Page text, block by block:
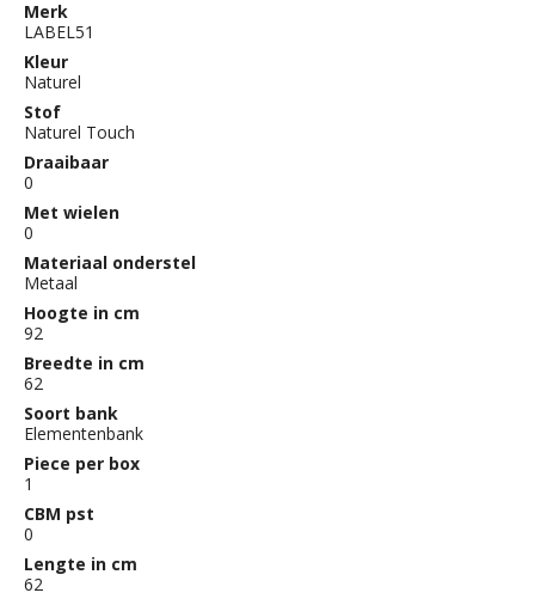
Merk
LABEL51
Kleur
Naturel
Stof
Naturel Touch
Draaibaar
0
Met wielen
0
Materiaal onderstel
Metaal
Hoogte in cm
92
Breedte in cm
62
Soort bank
Elementenbank
Piece per box
1
CBM pst
0
Lengte in cm
62